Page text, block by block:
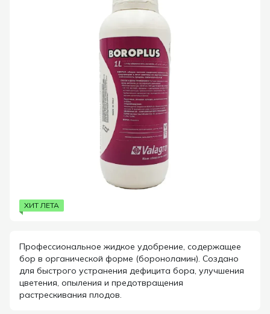
ХИТ ЛЕТА
Профессиональное жидкое удобрение, содержащее
бор в органической форме (бороноламин). Создано
для быстрого устранения дефицита бора, улучшения
цветения, опыления и предотвращения
растрескивания плодов.